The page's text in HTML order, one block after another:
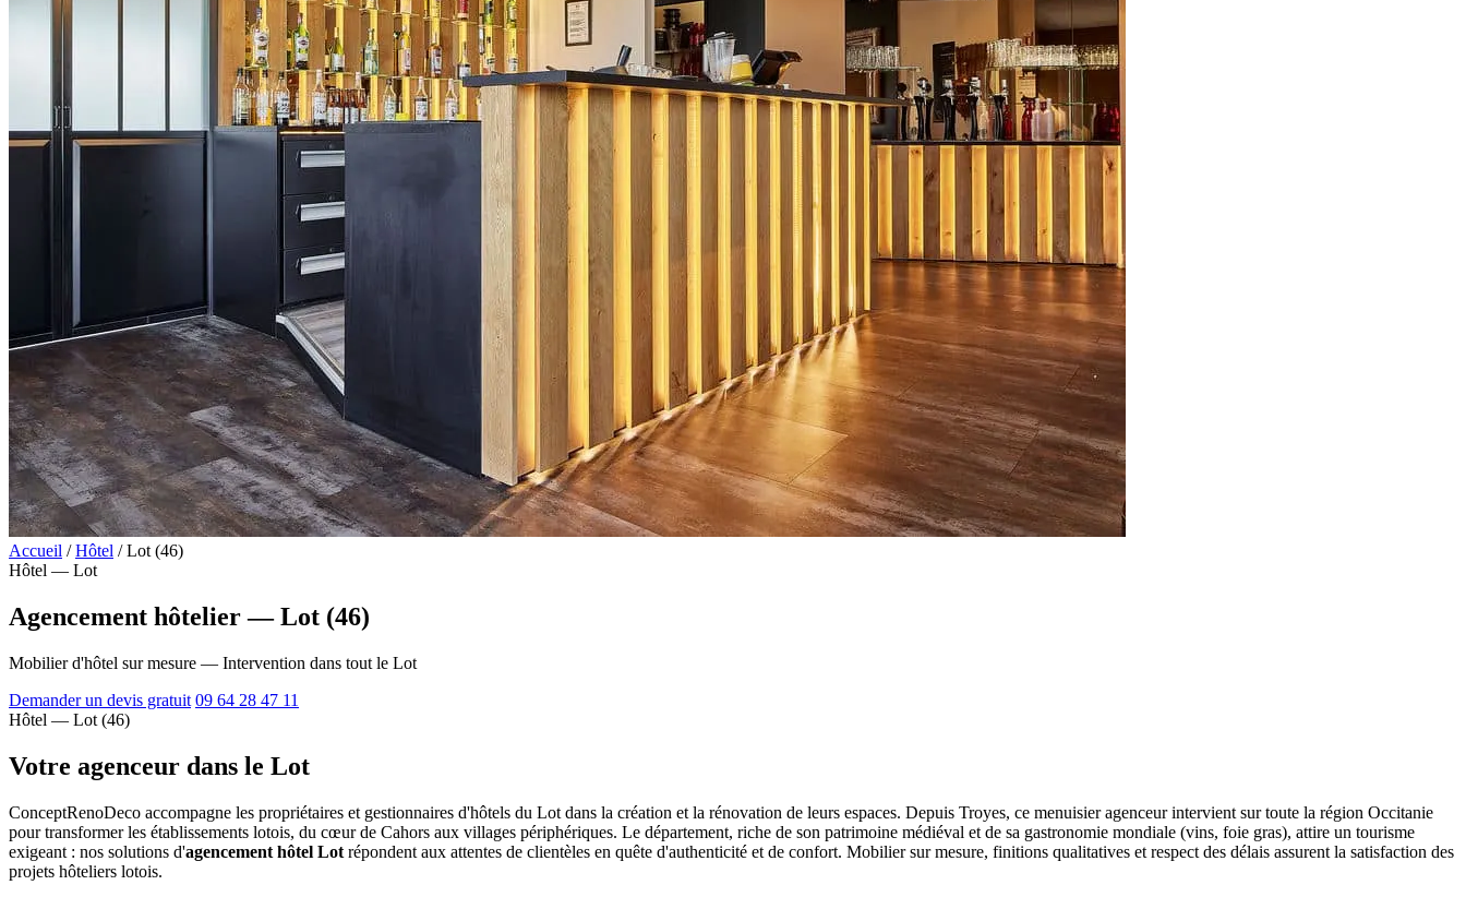
Accueil / Hôtel / Lot (46)
Hôtel — Lot
Agencement hôtelier — Lot (46)
Mobilier d'hôtel sur mesure — Intervention dans tout le Lot
Demander un devis gratuit 09 64 28 47 11
Hôtel — Lot (46)
Votre agenceur dans le Lot
ConceptRenoDeco accompagne les propriétaires et gestionnaires d'hôtels du Lot dans la création et la rénovation de leurs espaces. Depuis Troyes, ce menuisier agenceur intervient sur toute la région Occitanie
pour transformer les établissements lotois, du cœur de Cahors aux villages périphériques. Le département, riche de son patrimoine médiéval et de sa gastronomie mondiale (vins, foie gras), attire un tourisme
exigeant : nos solutions d'agencement hôtel Lot répondent aux attentes de clientèles en quête d'authenticité et de confort. Mobilier sur mesure, finitions qualitatives et respect des délais assurent la satisfaction des
projets hôteliers lotois.